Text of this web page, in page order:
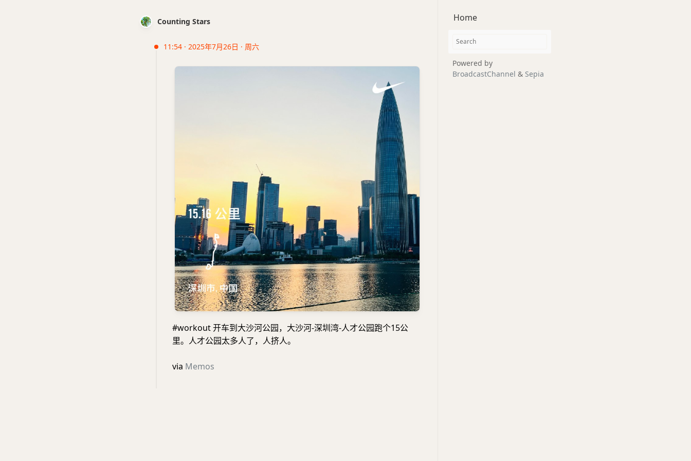
Counting Stars
11:54 · 2025年7月26日 · 周六
#workout 开车到大沙河公园，大沙河-深圳湾-人才公园跑个15公
里。人才公园太多人了，人挤人。
via Memos
Home
Powered by
BroadcastChannel & Sepia